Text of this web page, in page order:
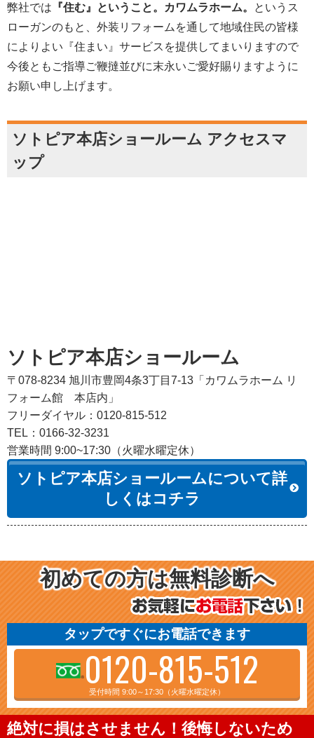
弊社では 『住む』ということ。カワムラホーム。
というス
ローガンのもと、外装リフォームを通して地域住民の皆様
によりよい『住まい』サービスを提供してまいりますので
今後ともご指導ご鞭撻並びに末永いご愛好賜りますように
お願い申し上げます。
ソトピア本店ショールーム アクセスマ
ップ
ソトピア本店ショールーム
〒078-8234 旭川市豊岡4条3丁目7-13「カワムラホーム リ
フォーム館 本店内」
フリーダイヤル：0120-815-512
TEL：0166-32-3231
営業時間 9:00~17:30（火曜水曜定休）
ソトピア本店ショールームについて詳
しくはコチラ
初めての方は無料診断へ
タップですぐにお電話できます
0120-815-512
受付時間 9:00～17:30（火曜水曜定休）
絶対に損はさせません！後悔しないため